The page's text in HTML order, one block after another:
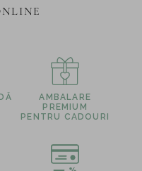
AMBALARE
PREMIUM
PENTRU CADOURI